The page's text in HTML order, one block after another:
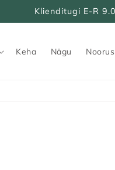
Klienditugi E-R
Keha Nägu